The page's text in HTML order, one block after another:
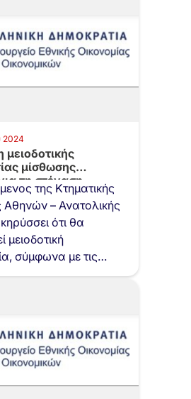
2024
μειοδοτικής
μίσθωσης
τη στέγαση
χώρων…
της Κτηματικής
Αθηνών – Ανατολικής
ότι θα
μειοδοτική
σύμφωνα με τις